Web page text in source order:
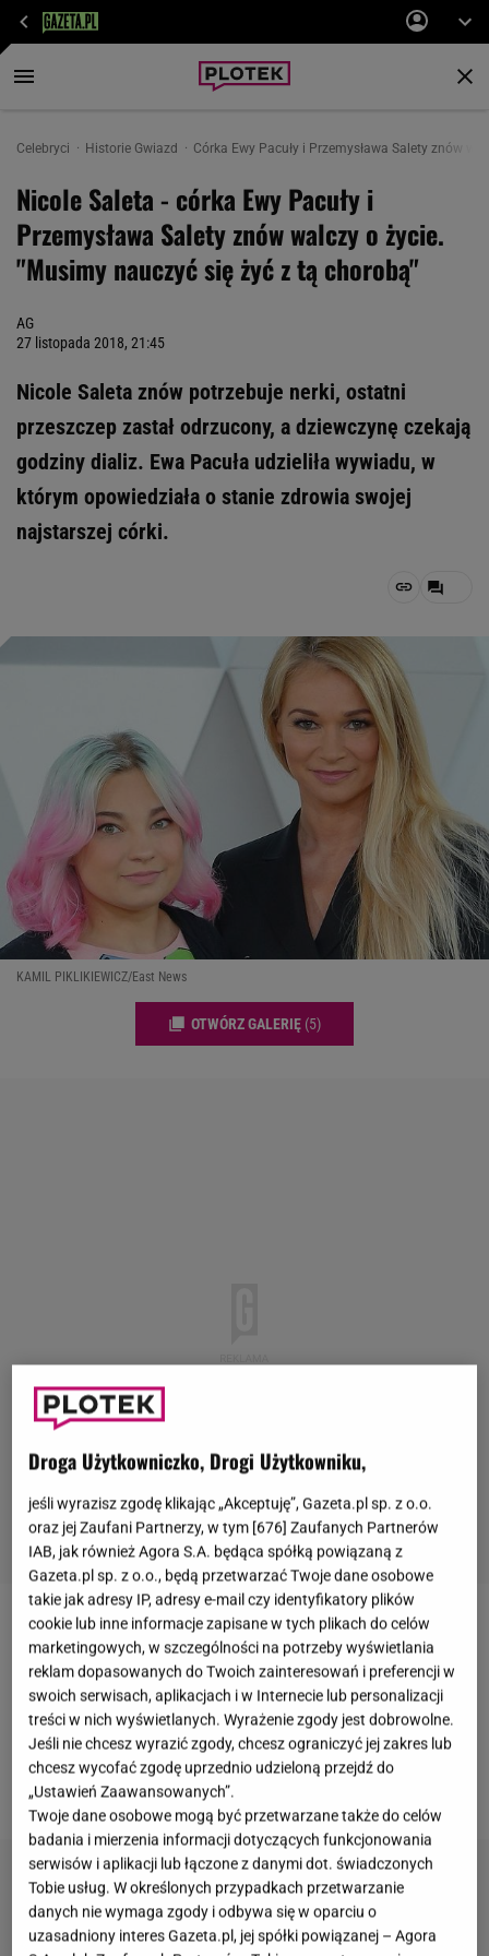
Celebryci Historie Gwiazd Córka Ewy Pacuły i Przemysława Salety znów
Nicole Saleta - córka Ewy Pacuły i
Przemysława Salety znów walczy o życie.
"Musimy nauczyć się żyć z tą chorobą"
AG
27 listopada 2018, 21:45
Nicole Saleta znów potrzebuje nerki, ostatni
przeszczep zastał odrzucony, a dziewczynę czekają
godziny dializ. Ewa Pacuła udzieliła wywiadu, w
którym opowiedziała o stanie zdrowia swojej
najstarszej córki.
KAMIL PIKLIKIEWICZ/East News
OTWÓRZ GALERIĘ (5)
Nicole Saleta - córkaPrzemysława SaletyiEwy
Pacuły- od dziecka zmaga się z niewydolnością
nerek. W maju tego roku do mediów trafiła
informacja, że24-letnia Nicole Saleta przeszła
kolejny już przeszczep nerki. Teraz okazało się, że
ten się nie przyjął.
Droga Użytkowniczko, Drogi Użytkowniku,
jeśli wyrazisz zgodę klikając „Akceptuję”, Gazeta.pl sp. z o.o.
oraz jej Zaufani Partnerzy, w tym [676] Zaufanych Partnerów
IAB, jak również Agora S.A. będąca spółką powiązaną z
Gazeta.pl sp. z o.o., będą przetwarzać Twoje dane osobowe
takie jak adresy IP, adresy e-mail czy identyfikatory plików
cookie lub inne informacje zapisane w tych plikach do celów
marketingowych, w szczególności na potrzeby wyświetlania
reklam dopasowanych do Twoich zainteresowań i preferencji w
swoich serwisach, aplikacjach i w Internecie lub personalizacji
treści w nich wyświetlanych. Wyrażenie zgody jest dobrowolne.
Jeśli nie chcesz wyrazić zgody, chcesz ograniczyć jej zakres lub
chcesz wycofać zgodę uprzednio udzieloną przejdź do
„Ustawień Zaawansowanych”.
Twoje dane osobowe mogą być przetwarzane także do celów
badania i mierzenia informacji dotyczących funkcjonowania
serwisów i aplikacji lub łączone z danymi dot. świadczonych
Tobie usług. W określonych przypadkach przetwarzanie
danych nie wymaga zgody i odbywa się w oparciu o
uzasadniony interes Gazeta.pl, jej spółki powiązanej – Agora